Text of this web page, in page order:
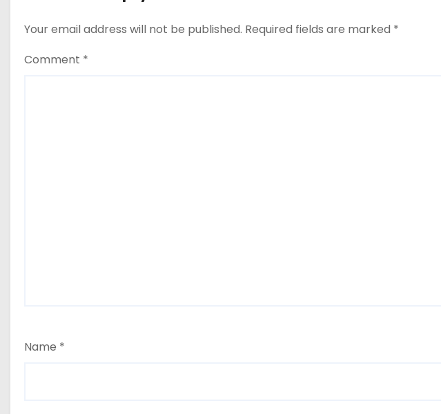
Your email address will not be published. Required fields are marked *
Comment *
Name *